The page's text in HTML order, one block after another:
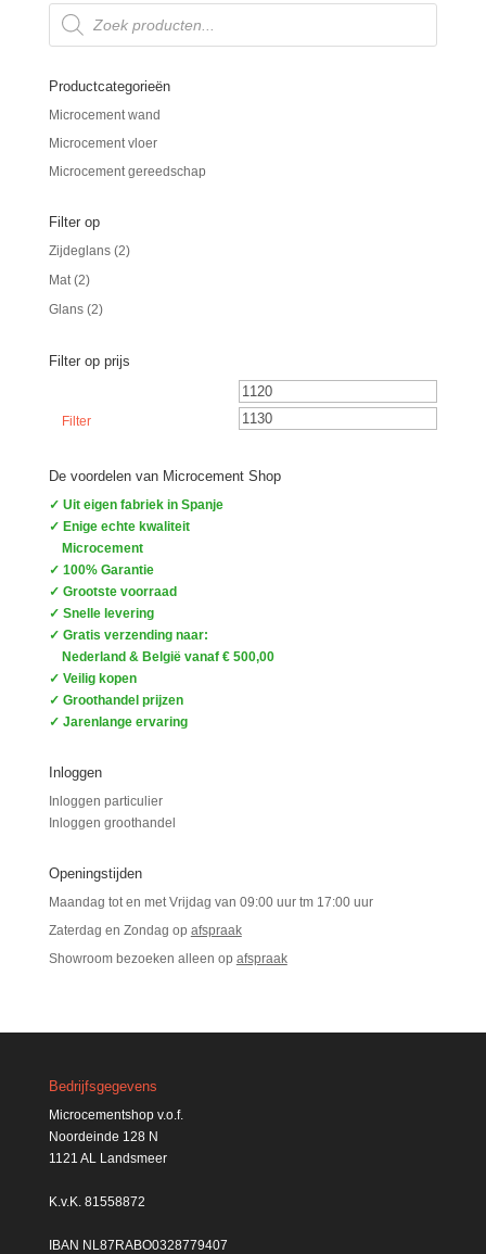
Producten
zoeken
Productcategorieën
Microcement wand
Microcement vloer
Microcement gereedschap
Filter op
Zijdeglans (2)
Mat (2)
Glans (2)
Filter op prijs
Min.
prijs
Filter
De voordelen van Microcement Shop
✓ Uit eigen fabriek in Spanje
✓ Enige echte kwaliteit
Microcement
✓ 100% Garantie
✓ Grootste voorraad
✓ Snelle levering
✓ Gratis verzending naar:
Nederland & België vanaf € 500,00
✓ Veilig kopen
✓ Groothandel prijzen
✓ Jarenlange ervaring
Inloggen
Inloggen particulier
Inloggen groothandel
Openingstijden
Maandag tot en met Vrijdag van 09:00 uur tm 17:00 uur
Zaterdag en Zondag op afspraak
Showroom bezoeken alleen op afspraak
Bedrijfsgegevens
Microcementshop v.o.f.
Noordeinde 128 N
1121 AL Landsmeer
K.v.K. 81558872
IBAN NL87RABO0328779407